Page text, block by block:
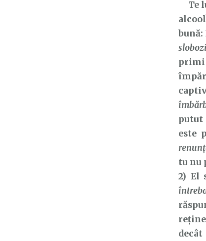
Te
bună:
primi
putut
este
tu nu
2) El